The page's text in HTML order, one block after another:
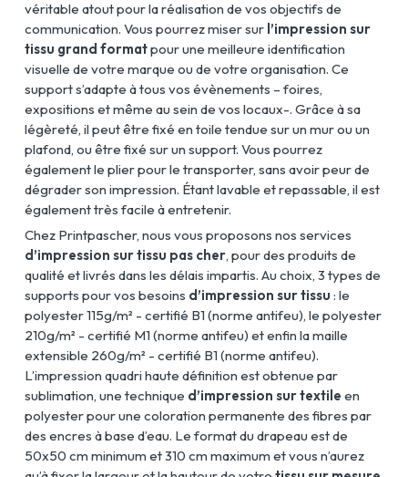
véritable atout pour la réalisation de vos objectifs de
communication. Vous pourrez miser sur l’impression sur
tissu grand formatpour une meilleure identification
visuelle de votre marque ou de votre organisation. Ce
support s’adapte à tous vos évènements – foires,
expositions et même au sein de vos locaux-. Grâce à sa
légèreté, il peut être fixé en toile tendue sur un mur ou un
plafond, ou être fixé sur un support. Vous pourrez
également le plier pour le transporter, sans avoir peur de
dégrader son impression. Étant lavable et repassable, il est
également très facile à entretenir.
Chez Printpascher, nous vous proposons nos services
d’impression sur tissu pas cher, pour des produits de
qualité et livrés dans les délais impartis. Au choix, 3 types de
supports pour vos besoins d’impression sur tissu : le
polyester 115g/m² - certifié B1 (norme antifeu), le polyester
210g/m² - certifié M1 (norme antifeu) et enfin la maille
extensible 260g/m² - certifié B1 (norme antifeu).
L’impression quadri haute définition est obtenue par
sublimation, une technique d’impression sur textile en
polyester pour une coloration permanente des fibres par
des encres à base d’eau. Le format du drapeau est de
50x50 cm minimum et 310 cm maximum et vous n’aurez